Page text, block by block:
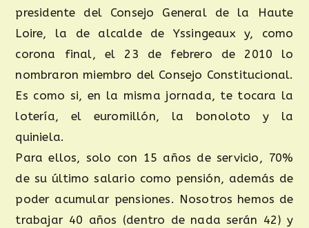
presidente del Consejo General de la Haute
Loire, la de alcalde de Yssingeaux y, como
corona final, el 23 de febrero de 2010 lo
nombraron miembro del Consejo Constitucional.
Es como si, en la misma jornada, te tocara la
lotería, el euromillón, la bonoloto y la
quiniela.
Para ellos, solo con 15 años de servicio, 70%
de su último salario como pensión, además de
poder acumular pensiones. Nosotros hemos de
trabajar 40 años (dentro de nada serán 42) y